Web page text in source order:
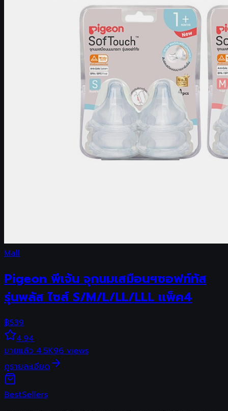
Mall
Pigeon พีเจ้น จุกนมเสมือนฯซอฟท์ทัส
รุ่นพลัส ไซส์ S/M/L/LL/LLL แพ็ค4
฿539
4.94
ขายแล้ว 4.5K96 views
ดูรายละเอียด
BestSellers